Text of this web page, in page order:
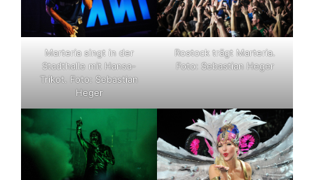
Marteria singt in der
Stadthalle mit Hansa-
Trikot. Foto: Sebastian
Heger
Rostock trägt Marteria.
Foto: Sebastian Heger